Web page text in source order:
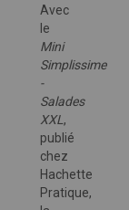
Avec
le
Mini
Simplissime
-
Salades
XXL ,
publié
chez
Hachette
Pratique,